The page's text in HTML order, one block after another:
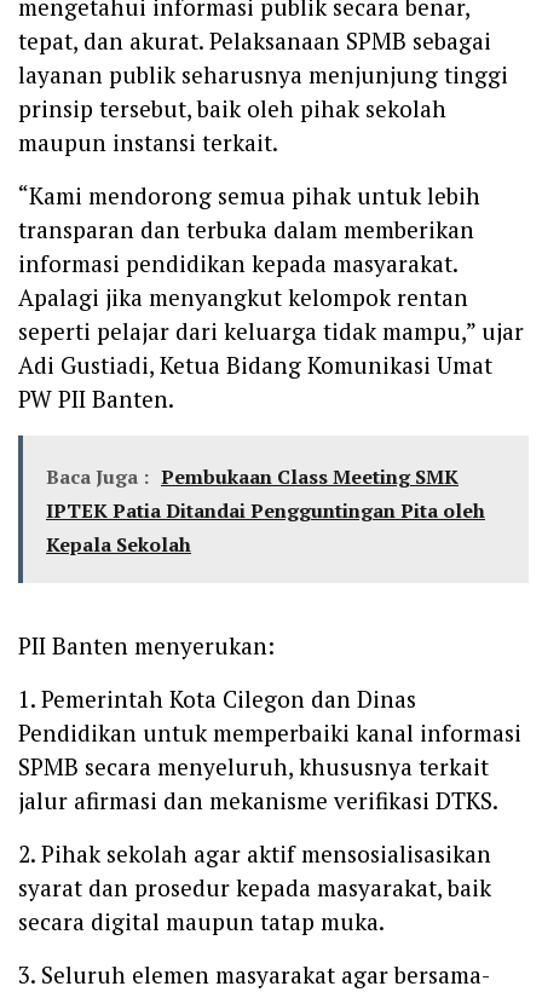
mengetahui informasi publik secara benar,
tepat, dan akurat. Pelaksanaan SPMB sebagai
layanan publik seharusnya menjunjung tinggi
prinsip tersebut, baik oleh pihak sekolah
maupun instansi terkait.
“Kami mendorong semua pihak untuk lebih
transparan dan terbuka dalam memberikan
informasi pendidikan kepada masyarakat.
Apalagi jika menyangkut kelompok rentan
seperti pelajar dari keluarga tidak mampu,” ujar
Adi Gustiadi, Ketua Bidang Komunikasi Umat
PW PII Banten.
Baca Juga : Pembukaan Class Meeting SMK
IPTEK Patia Ditandai Pengguntingan Pita oleh
Kepala Sekolah
PII Banten menyerukan:
1. Pemerintah Kota Cilegon dan Dinas
Pendidikan untuk memperbaiki kanal informasi
SPMB secara menyeluruh, khususnya terkait
jalur afirmasi dan mekanisme verifikasi DTKS.
2. Pihak sekolah agar aktif mensosialisasikan
syarat dan prosedur kepada masyarakat, baik
secara digital maupun tatap muka.
3. Seluruh elemen masyarakat agar bersama-